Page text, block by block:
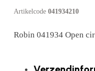
Artikelcode 041934210
Robin 041934 Open